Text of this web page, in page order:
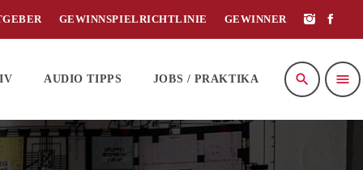
GEWINNSPIELRICHTLINIE GEWINNER
AUDIO TIPPS JOBS / PRAKTIKA search menu